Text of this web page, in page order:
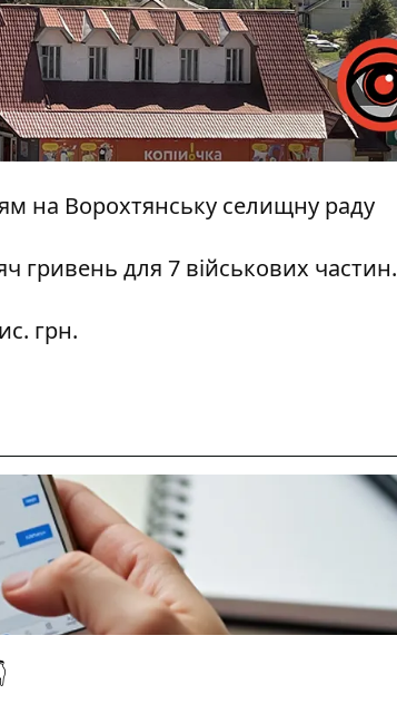
на Ворохтянську селищну раду
гривень для 7 військових частин.
грн.